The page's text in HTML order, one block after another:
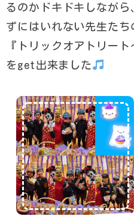
るのかドキドキしなが
ずにはいれない先生たち
『トリックオアトリート
をget出来ました